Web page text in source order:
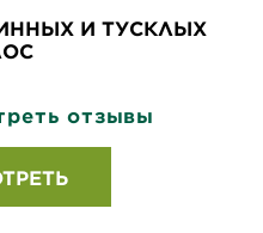
И ТУСКЛЫХ
отзывы